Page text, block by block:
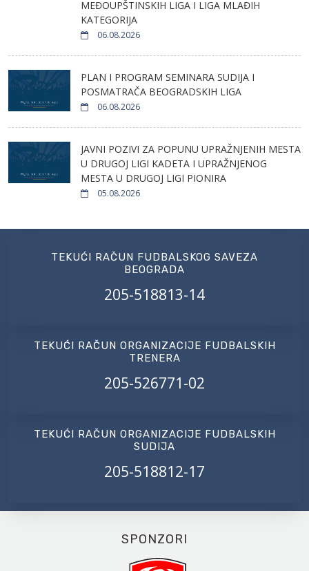
MEĐOUPŠTINSKIH LIGA I LIGA MLAĐIH
KATEGORIJA
06.08.2026
PLAN I PROGRAM SEMINARA SUDIJA I
POSMATRAČA BEOGRADSKIH LIGA
06.08.2026
JAVNI POZIVI ZA POPUNU UPRAŽNJENIH MESTA
U DRUGOJ LIGI KADETA I UPRAŽNJENOG
MESTA U DRUGOJ LIGI PIONIRA
05.08.2026
TEKUĆI RAČUN FUDBALSKOG SAVEZA
BEOGRADA
205-518813-14
TEKUĆI RAČUN ORGANIZACIJE FUDBALSKIH
TRENERA
205-526771-02
TEKUĆI RAČUN ORGANIZACIJE FUDBALSKIH
SUDIJA
205-518812-17
SPONZORI